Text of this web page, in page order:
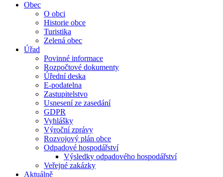
Obec
O obci
Historie obce
Turistika
Zelená obec
Úřad
Povinné informace
Rozpočtové dokumenty
Úřední deska
E-podatelna
Zastupitelstvo
Usnesení ze zasedání
GDPR
Vyhlášky
Výroční zprávy
Rozvojový plán obce
Odpadové hospodářství
Výsledky odpadového hospodářství
Veřejné zakázky
Aktuálně